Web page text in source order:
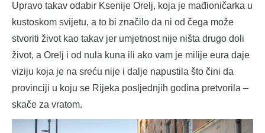
Upravo takav odabir Ksenije Orelj, koja je mađioničarka u
kustoskom svijetu, a to bi značilo da ni od čega može
stvoriti život kao takav jer umjetnost nije ništa drugo doli
život, a Orelj i od nula kuna ili ako vam je milije eura daje
viziju koja je na sreću nije i dalje napustila što čini da
provinciji u koju se Rijeka posljednjih godina pretvorila –
skače za vratom.